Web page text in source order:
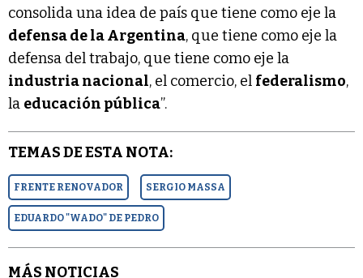
consolida una idea de país que tiene como eje la
defensa de la Argentina, que tiene como eje la
defensa del trabajo, que tiene como eje la
industria nacional, el comercio, el federalismo,
la educación pública”.
TEMAS DE ESTA NOTA:
FRENTE RENOVADOR SERGIO MASSA
EDUARDO "WADO" DE PEDRO
MÁS NOTICIAS